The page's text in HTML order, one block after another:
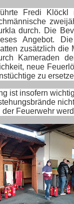
Fredi Klöckl
durch. Die
Angebot.
zusätzlich die
Kameraden
neue
zu
ist insofern
der Feuerwehr